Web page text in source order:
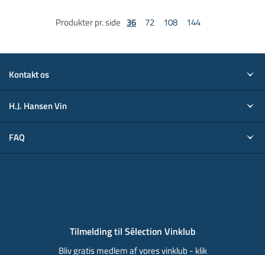
Produkter pr. side 36 72 108 144
Kontakt os
H.J. Hansen Vin
FAQ
Tilmelding til Sélection Vinklub
Bliv gratis medlem af vores vinklub - klik